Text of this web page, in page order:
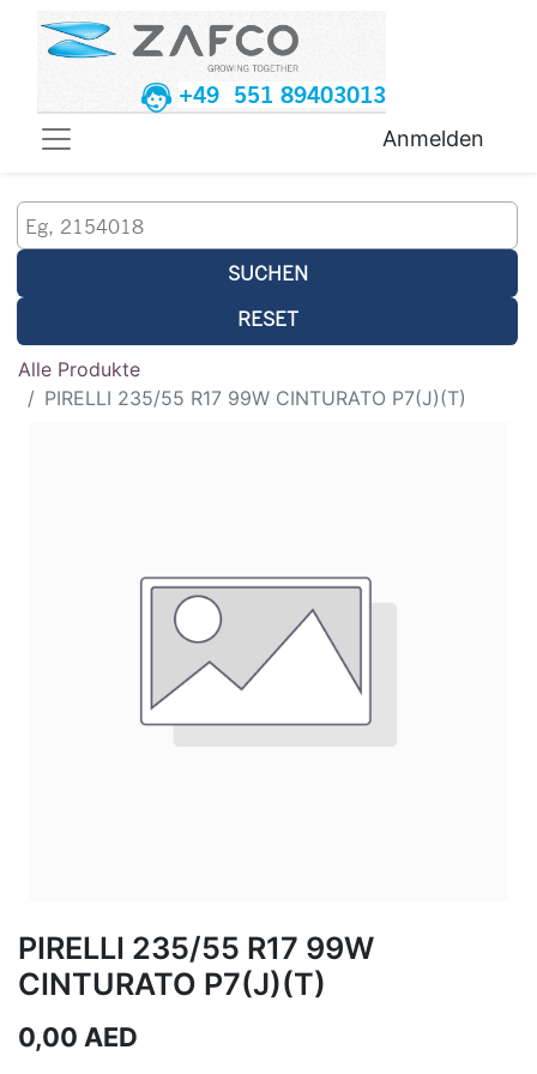
+49 551 89403013
Anmelden
SUCHEN
RESET
Alle Produkte
PIRELLI 235/55 R17 99W CINTURATO P7(J)(T)
PIRELLI 235/55 R17 99W
CINTURATO P7(J)(T)
0,00 AED